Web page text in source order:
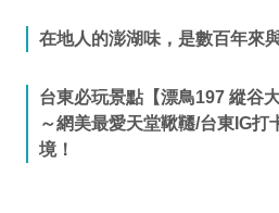
在地人的澎湖味，是數百年來
台東必玩景點【漂鳥197 縱谷
～網美最愛天堂鞦韆/台東IG打
境！